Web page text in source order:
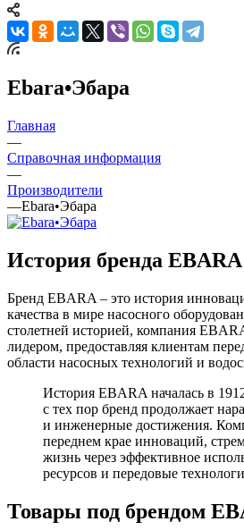
Ebara•Эбара
Главная
—
Справочная информация
—
Производители
—Ebara•Эбара
История бренда EBARA
Бренд EBARA – это история
качества в мире насосного
столетней историей, компания
лидером, предоставляя клиентам
области насосных технологий и
История EBARA началась в
с тех пор бренд продолжает
и инженерные достижения.
переднем крае инноваций,
жизнь через эффективное
ресурсов и передовые
Товары под брендом